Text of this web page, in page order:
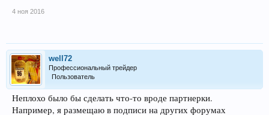
4 ноя 2016
well72
Профессиональный трейдер
Пользователь
Неплохо было бы сделать что-то вроде партнерки.
Например, я размещаю в подписи на других форумах